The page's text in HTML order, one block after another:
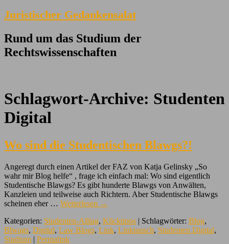
Juristischer Gedankensalat
Rund um das Studium der
Rechtswissenschaften
Schlagwort-Archive: Studenten
Digital
Wo sind die Studentischen Blawgs?!
Angeregt durch einen Artikel der FAZ von Katja Gelinsky „So
wahr mir Blog helfe“ , frage ich einfach mal: Wo sind eigentlich
Studentische Blawgs? Es gibt hunderte Blawgs von Anwälten,
Kanzleien und teilweise auch Richtern. Aber Studentische Blawgs
scheinen eher … Weiterlesen →
Kategorien: Studenten-Alltag, Klicktipps | Schlagwörter: Blog,
Blwags, Digital, Law Blogs, Link, Linktausch, Studenten Digital,
Studium | Permalink